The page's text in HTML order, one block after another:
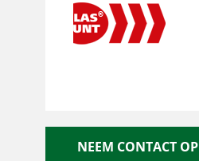
NEEM CONTACT OP